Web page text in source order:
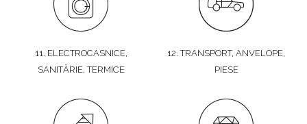
11. ELECTROCASNICE,
SANITĂRIE, TERMICE
12. TRANSPORT, ANVELOPE,
PIESE